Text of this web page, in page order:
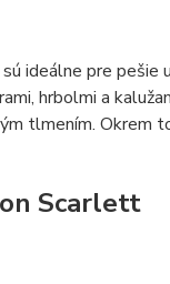
ideálne pre pešie
hrbolmi a
tlmením. Okrem
Scarlett